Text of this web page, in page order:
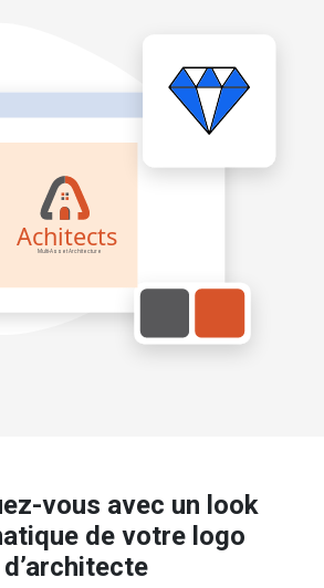
vous avec un look
de votre logo
d’architecte